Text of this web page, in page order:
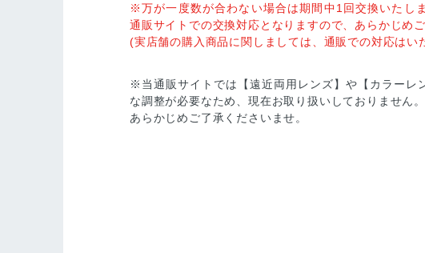
※万が一度数が合わない場合は期間中1回交換いたし
通販サイトでの交換対応となりますので、あらかじめ
(実店舗の購入商品に関しましては、通販での対応はい
※当通販サイトでは【遠近両用レンズ】や【カラーレ
な調整が必要なため、現在お取り扱いしておりません。
あらかじめご了承くださいませ。